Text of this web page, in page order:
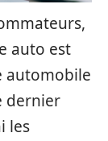
auto est
automobile
dernier
les